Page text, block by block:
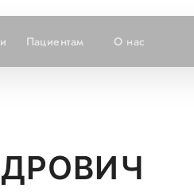
Пациентам О нас